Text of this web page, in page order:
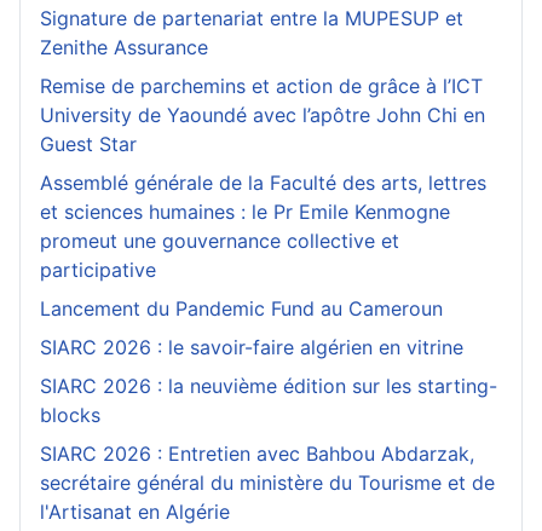
Signature de partenariat entre la MUPESUP et
Zenithe Assurance
Remise de parchemins et action de grâce à l’ICT
University de Yaoundé avec l’apôtre John Chi en
Guest Star
Assemblé générale de la Faculté des arts, lettres
et sciences humaines : le Pr Emile Kenmogne
promeut une gouvernance collective et
participative
Lancement du Pandemic Fund au Cameroun
SIARC 2026 : le savoir-faire algérien en vitrine
SIARC 2026 : la neuvième édition sur les starting-
blocks
SIARC 2026 : Entretien avec Bahbou Abdarzak,
secrétaire général du ministère du Tourisme et de
l'Artisanat en Algérie